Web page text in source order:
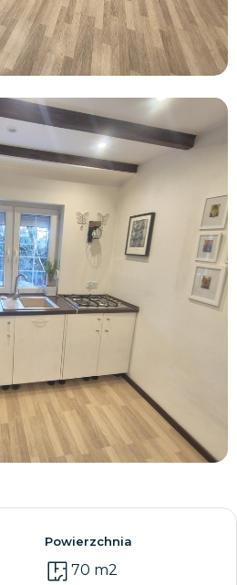
Zobacz wszystkie
Powierzchnia
70 m2